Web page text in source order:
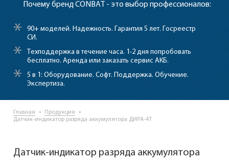
Почему бренд CONBAT - это выбор профессионалов:
*
90+ моделей. Надежность. Гарантия 5 лет. Госреестр
СИ.
* Техподдержка в течение часа.1-2 дня попробовать
бесплатно. Аренда или заказать сервис АКБ.
*
5 в 1: Оборудование. Софт. Поддержка. Обучение.
Экспертиза.
Главная
Продукция
Датчик-индикатор разряда аккумулятора ДИРА-4Т
Датчик-индикатор разряда аккумулятора